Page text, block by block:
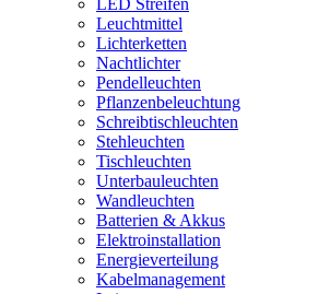
LED Streifen
Leuchtmittel
Lichterketten
Nachtlichter
Pendelleuchten
Pflanzenbeleuchtung
Schreibtischleuchten
Stehleuchten
Tischleuchten
Unterbauleuchten
Wandleuchten
Batterien & Akkus
Elektroinstallation
Energieverteilung
Kabelmanagement